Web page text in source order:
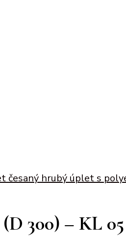
česaný hrubý úplet s
300) – KL 05